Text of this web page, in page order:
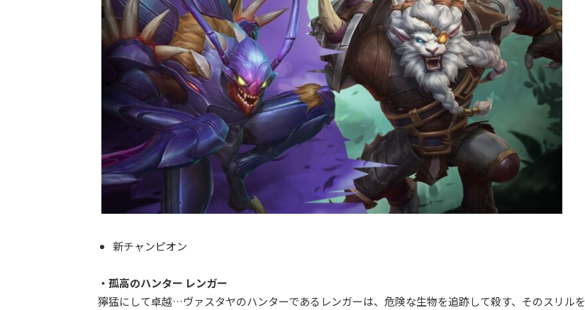
新チャンピオン
・孤高のハンター レンガー
獰猛にして卓越…ヴァスタヤのハンターであるレンガーは、危険な生物を追跡して殺す、そのスリルを